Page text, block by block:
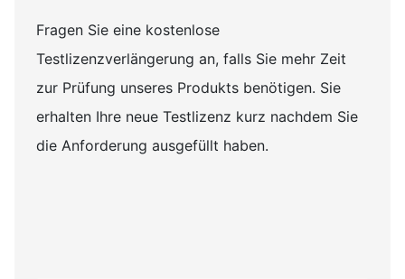
Fragen Sie eine kostenlose
Testlizenzverlängerung an, falls Sie mehr Zeit
zur Prüfung unseres Produkts benötigen. Sie
erhalten Ihre neue Testlizenz kurz nachdem Sie
die Anforderung ausgefüllt haben.